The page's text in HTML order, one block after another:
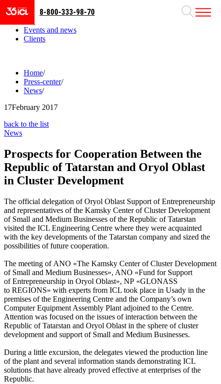
Business areas
Events and news
Clients
8-800-333-98-70
Home/
Press-center/
News/
17February 2017
back to the list
News
Prospects for Cooperation Between the
Republic of Tatarstan and Oryol Oblast
in Cluster Development
The official delegation of Oryol Oblast Support of Entrepreneurship
and representatives of the Kamsky Center of Cluster Development
of Small and Medium Businesses of the Republic of Tatarstan
visited the ICL Engineering Centre where they were acquainted
with the key developments of the Tatarstan company and sized the
possibilities of future cooperation.
The meeting of ANO «The Kamsky Center of Cluster Development
of Small and Medium Businesses», ANO «Fund for Support
of Entrepreneurship in Oryol Oblast», NP «GLONASS
to REGIONS» with experts from ICL took place in Usady in the
premises of the Engineering Centre and the Company’s own
Computer Equipment Assembly Plant adjoined to the Centre.
Attention was focused on the issues of interaction between the
Republic of Tatarstan and Oryol Oblast in the sphere of cluster
development and support of Small and Medium Businesses.
During a little excursion, the delegates viewed the production line
of the plant and several information stands demonstrating ICL
solutions that have already proved effective at enterprises of the
Republic.